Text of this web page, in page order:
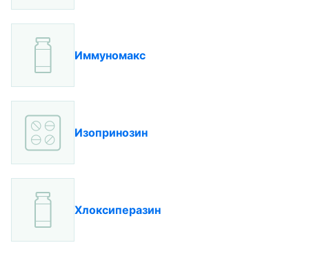
Иммуномакс
Изопринозин
Хлоксиперазин